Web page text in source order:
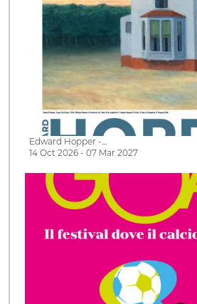
Edward Hopper -…
14 Oct 2026 - 07 Mar 2027